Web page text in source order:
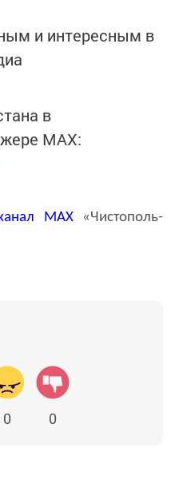
и интересным в
в
MАХ:
MAX«Чистополь-
0 0